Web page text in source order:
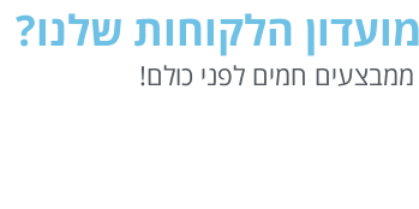
הלקוחות שלנו?
חמים לפני כולם!